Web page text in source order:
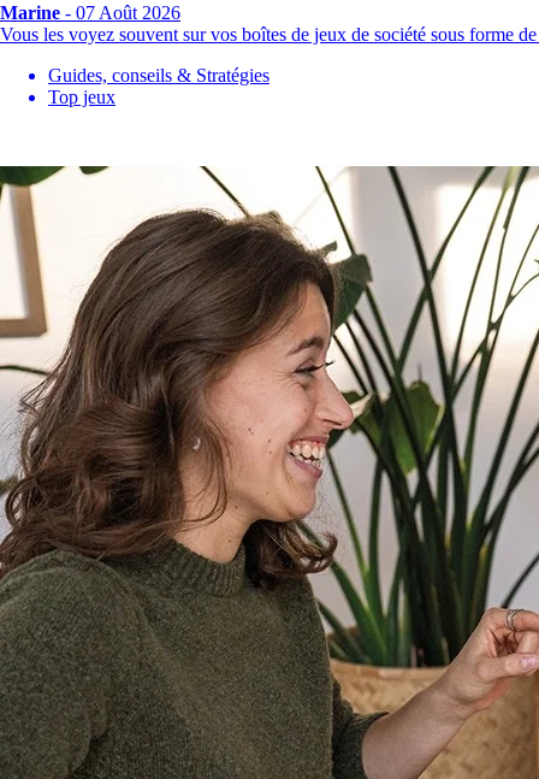
Marine - 07 Août 2026
Vous les voyez souvent sur vos boîtes de jeux de société sous forme
Guides, conseils & Stratégies
Top jeux